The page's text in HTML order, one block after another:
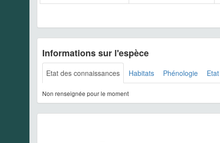
Informations sur l'espèce
Etat des connaissances Habitats Phénologie
Non renseignée pour le moment